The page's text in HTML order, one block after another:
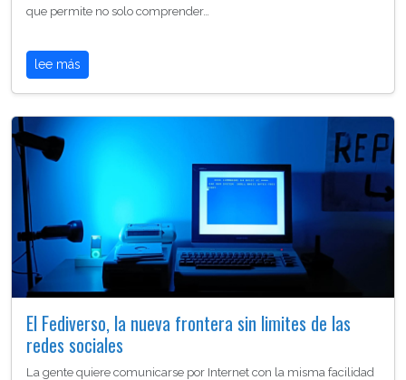
que permite no solo comprender…
lee más
El Fediverso, la nueva frontera sin limites de las
redes sociales
La gente quiere comunicarse por Internet con la misma facilidad